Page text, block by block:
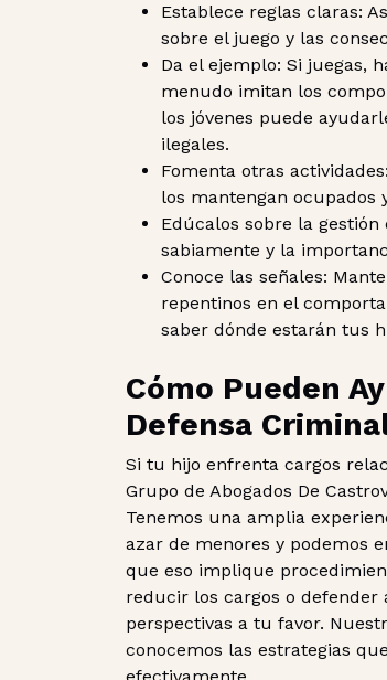
Establece reglas claras:
sobre el juego y las
Da el ejemplo: Si juegas,
menudo imitan los
los jóvenes puede
ilegales.
Fomenta otras
los mantengan ocupados
Edúcalos sobre la
sabiamente y la
Conoce las señales:
repentinos en el
saber dónde estarán tus
Cómo Pueden
Defensa
Si tu hijo enfrenta cargos
Grupo de Abogados De
Tenemos una amplia
azar de menores y podemos
que eso implique
reducir los cargos o
perspectivas a tu favor.
conocemos las estrategias